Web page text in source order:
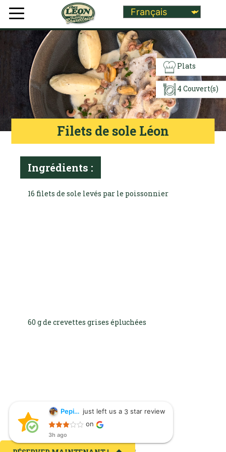
Filets de sole Léon
Plats
4 Couvert(s)
Ingrédients :
16 filets de sole levés par le poissonnier
60 g de crevettes grises épluchées
Pepita Flores just left us a 3 star review
on
3h ago
Pepita Flores
3h ago